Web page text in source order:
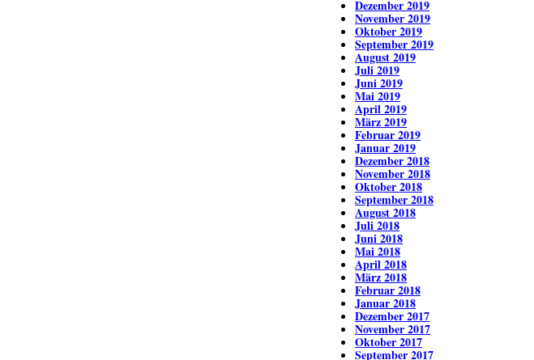
Dezember 2019
November 2019
Oktober 2019
September 2019
August 2019
Juli 2019
Juni 2019
Mai 2019
April 2019
März 2019
Februar 2019
Januar 2019
Dezember 2018
November 2018
Oktober 2018
September 2018
August 2018
Juli 2018
Juni 2018
Mai 2018
April 2018
März 2018
Februar 2018
Januar 2018
Dezember 2017
November 2017
Oktober 2017
September 2017